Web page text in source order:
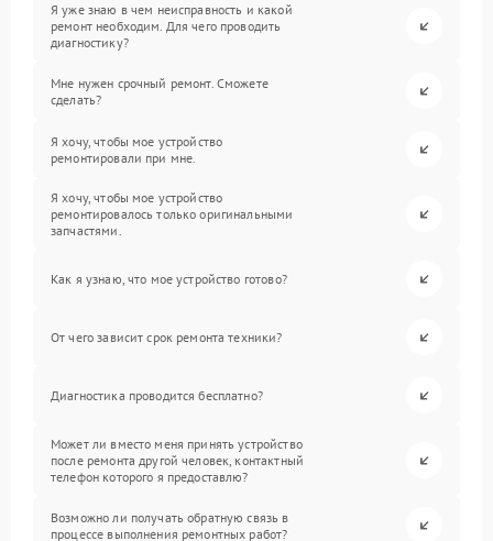
Я уже знаю в чем неисправность и какой
ремонт необходим. Для чего проводить
диагностику?
Мне нужен срочный ремонт. Сможете
сделать?
Я хочу, чтобы мое устройство
ремонтировали при мне.
Я хочу, чтобы мое устройство
ремонтировалось только оригинальными
запчастями.
Как я узнаю, что мое устройство готово?
От чего зависит срок ремонта техники?
Диагностика проводится бесплатно?
Может ли вместо меня принять устройство
после ремонта другой человек, контактный
телефон которого я предоставлю?
Возможно ли получать обратную связь в
процессе выполнения ремонтных работ?